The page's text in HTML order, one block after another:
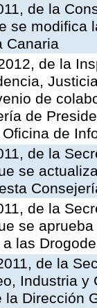
de la
se modifica
Canaria
de la
de
de
de
de la
se
de la
se
las
de la
Industria
Dirección